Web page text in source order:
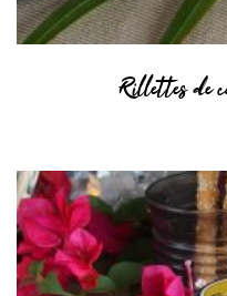
Rillettes de